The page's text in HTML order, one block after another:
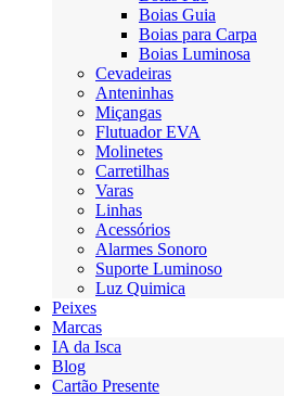
Boias Guia
Boias para Carpa
Boias Luminosa
Cevadeiras
Anteninhas
Miçangas
Flutuador EVA
Molinetes
Carretilhas
Varas
Linhas
Acessórios
Alarmes Sonoro
Suporte Luminoso
Luz Quimica
Peixes
Marcas
IA da Isca
Blog
Cartão Presente